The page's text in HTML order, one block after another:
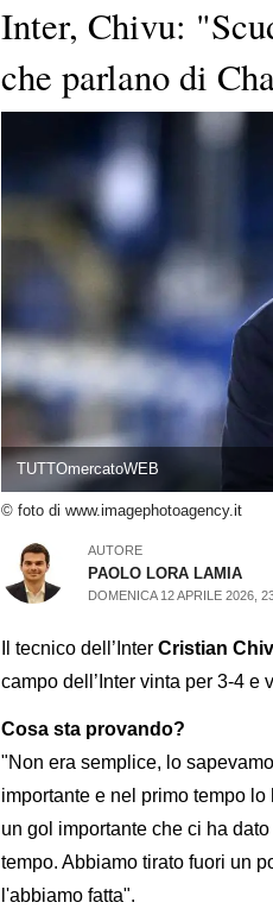
Inter, Chivu:
che parlano di
TUTTOmercatoWEB
© foto di www.imagephotoagency.it
AUTORE
PAOLO LORA LAMIA
DOMENICA 12 APRILE 2026,
Il tecnico dell’Inter Cristian
campo dell’Inter vinta per 3-4 e
Cosa sta provando?
"Non era semplice, lo
importante e nel primo tempo
un gol importante che ci ha
tempo. Abbiamo tirato fuori un
l'abbiamo fatta".